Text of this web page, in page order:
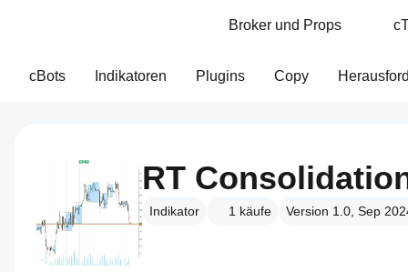
Broker und Props
cBots Indikatoren Plugins Copy
RT
Indikator 1 käufe Version 1.0, Sep